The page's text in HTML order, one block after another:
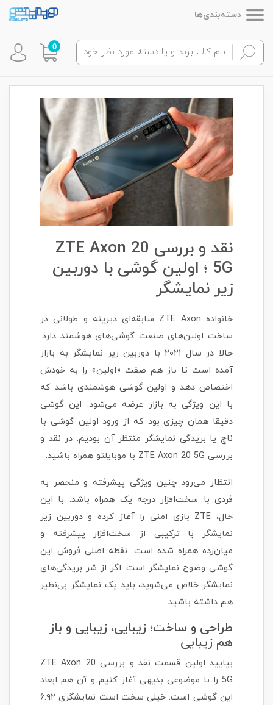
دسته‌بندی‌ها
0
نقد و بررسی ZTE Axon 20
5G ؛ اولین گوشی با دوربین
زیر نمایشگر
خانواده ZTE Axon سابقه‌ای دیرینه و طولانی در
ساخت اولین‌های صنعت گوشی‌های هوشمند دارد.
حالا در سال ۲۰۲۱ با دوربین زیر نمایشگر به بازار
آمده است تا باز هم صفت «اولین» را به خودش
اختصاص دهد و اولین گوشی هوشمندی باشد که
با این ویژگی به بازار عرضه می‌شود. این گوشی
دقیقا همان چیزی بود که از ورود اولین گوشی با
ناچ یا بریدگی نمایشگر منتظر آن بودیم. در نقد و
بررسی ZTE Axon 20 5G با موبایلتو همراه باشید.
انتظار می‌رود چنین ویژگی پیشرفته و منحصر به
فردی با سخت‌افزار درجه یک همراه باشد. با این
حال، ZTE بازی امنی را آغاز کرده و دوربین زیر
نمایشگر با ترکیبی از سخت‌افزار پیشرفته و
میان‌رده همراه شده است. نقطه اصلی فروش این
گوشی وضوح نمایشگر است. اگر از شر بریدگی‌های
نمایشگر خلاص می‌شوید، باید یک نمایشگر بی‌نظیر
هم داشته باشید.
طراحی و ساخت؛ زیبایی، زیبایی و باز
هم زیبایی
بیایید اولین قسمت نقد و بررسی ZTE Axon 20
5G را با موضوعی بدیهی آغاز کنیم و آن هم ابعاد
این گوشی است. خیلی سخت است نمایشگری ۶.۹۲